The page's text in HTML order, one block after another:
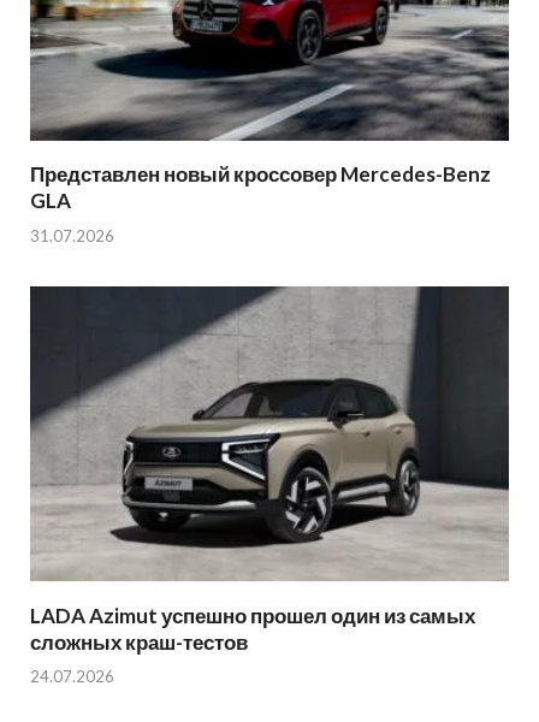
Представлен новый кроссовер Mercedes-Benz
GLA
31.07.2026
LADA Azimut успешно прошел один из самых
сложных краш-тестов
24.07.2026